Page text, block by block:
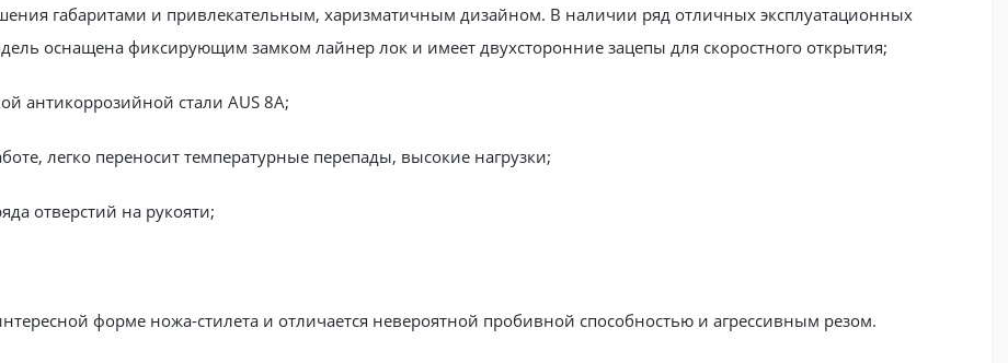
габаритами и привлекательным, харизматичным дизайном. В наличии ряд отличных эксплуатационных
оснащена фиксирующим замком лайнер лок и имеет двухсторонние зацепы для скоростного открытия;
антикоррозийной стали AUS 8А;
легко переносит температурные перепады, высокие нагрузки;
отверстий на рукояти;
форме ножа-стилета и отличается невероятной пробивной способностью и агрессивным резом.